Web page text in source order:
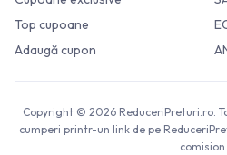
Top cupoane
Adaugă cupon
Copyright © 2026 ReduceriPreturi.ro.
cumperi printr-un link de pe
comision.